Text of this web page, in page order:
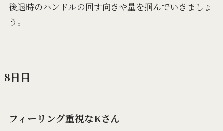
後退時のハンドルの回す向きや量を掴んでいきましょ
う。
8日目
フィーリング重視なKさん